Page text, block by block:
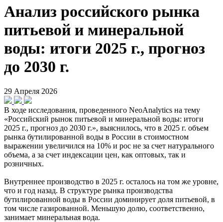
Анализ российского рынка
питьевой и минеральной
воды: итоги 2025 г., прогноз
до 2030 г.
29 Апреля 2026
В ходе исследования, проведенного NeoAnalytics на тему
«Российский рынок питьевой и минеральной воды: итоги
2025 г., прогноз до 2030 г.», выяснилось, что в 2025 г. объем
рынка бутилированной воды в России в стоимостном
выражении увеличился на 10% и рос не за счет натурального
объема, а за счет индексации цен, как оптовых, так и
розничных.
Внутреннее производство в 2025 г. осталось на том же уровне,
что и год назад. В структуре рынка производства
бутилированной воды в России доминирует доля питьевой, в
том числе газированной. Меньшую долю, соответственно,
занимает минеральная вода.